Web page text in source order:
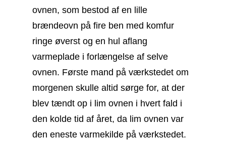
ovnen, som bestod af en lille
brændeovn på fire ben med komfur
ringe øverst og en hul aflang
varmeplade i forlængelse af selve
ovnen. Første mand på værkstedet om
morgenen skulle altid sørge for, at der
blev tændt op i lim ovnen i hvert fald i
den kolde tid af året, da lim ovnen var
den eneste varmekilde på værkstedet.